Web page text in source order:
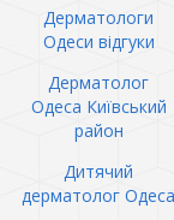
Дерматологи
Одеси відгуки
Дерматолог
Одеса Київський
район
Дитячий
дерматолог Одеса